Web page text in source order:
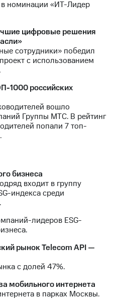
номинации «ИТ-Лидер
цифровые решения
сотрудники» победил
с использованием
1000 российских
вошло
Группы МТС. В рейтинг
попали 7 топ-
бизнеса
входит в группу
индекса среди
лидеров ESG-
рынок Telecom API —
с долей 47%.
мобильного интернета
в парках Москвы.